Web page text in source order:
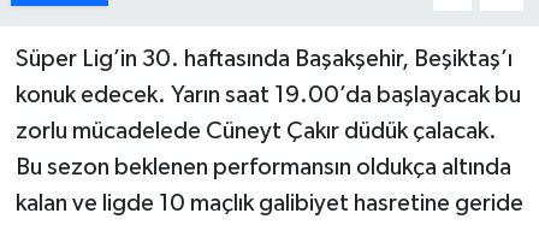
Süper Lig’in 30. haftasında Başakşehir, Beşiktaş’ı
konuk edecek. Yarın saat 19.00’da başlayacak bu
zorlu mücadelede Cüneyt Çakır düdük çalacak.
Bu sezon beklenen performansın oldukça altında
kalan ve ligde 10 maçlık galibiyet hasretine geride